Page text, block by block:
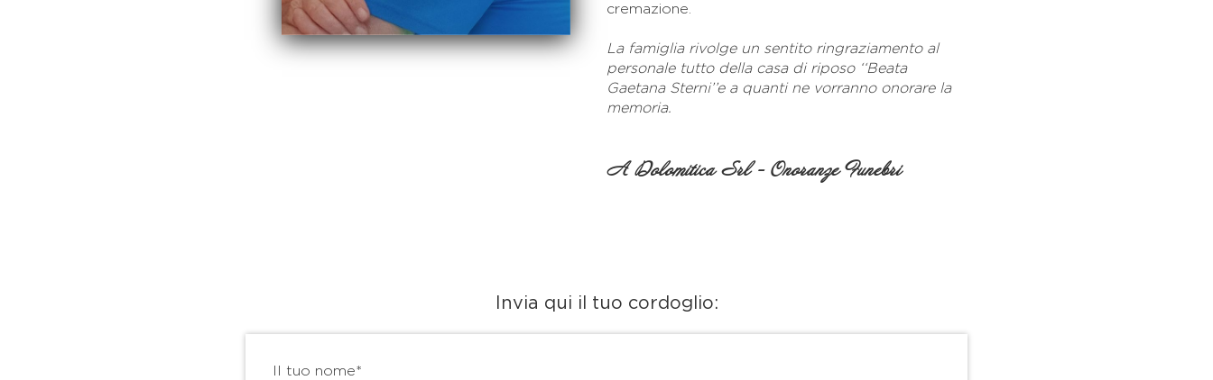
cremazione.
La famiglia rivolge un sentito ringraziamento al
personale tutto della casa di riposo ‘‘Beata
Gaetana Sterni’’e a quanti ne vorranno onorare la
memoria.
A Dolomitica Srl - Onoranze Funebri
Invia qui il tuo cordoglio:
Il tuo nome*